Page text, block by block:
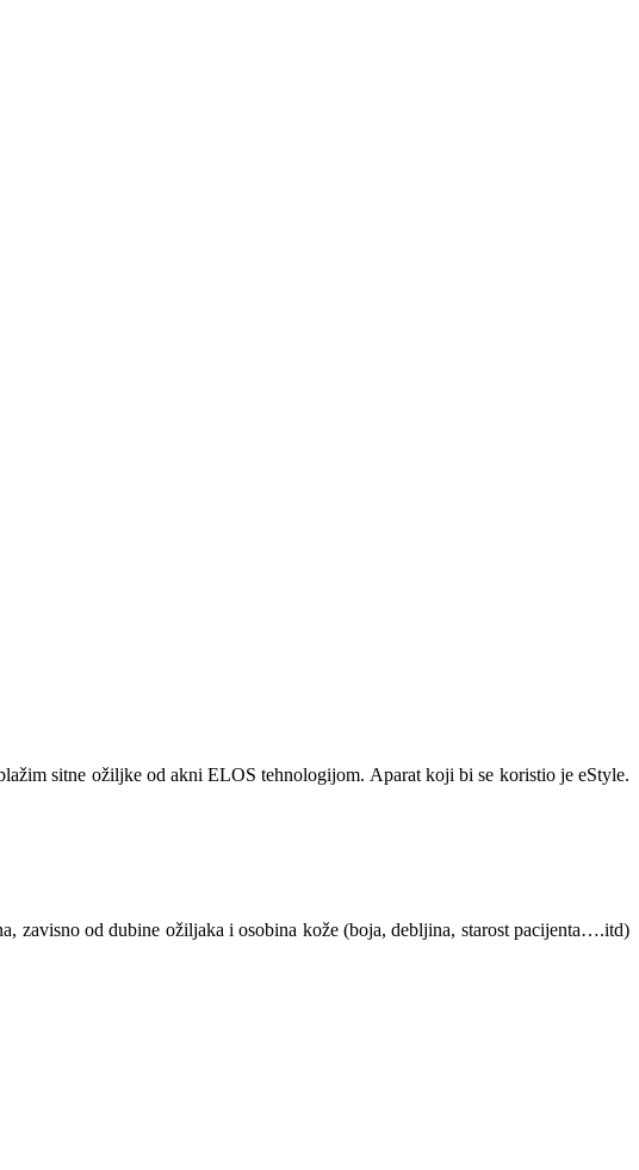
sitne ožiljke od akni ELOS tehnologijom. Aparat koji bi se koristio je eStyle.
zavisno od dubine ožiljaka i osobina kože (boja, debljina, starost pacijenta….itd)